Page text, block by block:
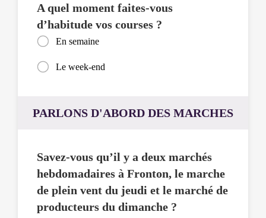
A quel moment faites-vous
d’habitude vos courses ?
En semaine
Le week-end
PARLONS D'ABORD DES MARCHES
Savez-vous qu’il y a deux marchés
hebdomadaires à Fronton, le marche
de plein vent du jeudi et le marché de
producteurs du dimanche ?